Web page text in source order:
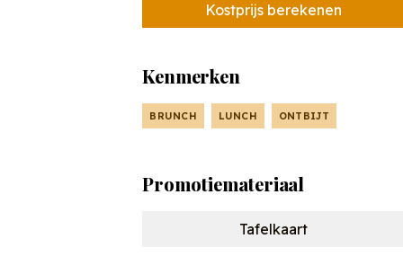
Kostprijs berekenen
Kenmerken
BRUNCH LUNCH ONTBIJT
Promotiemateriaal
Tafelkaart